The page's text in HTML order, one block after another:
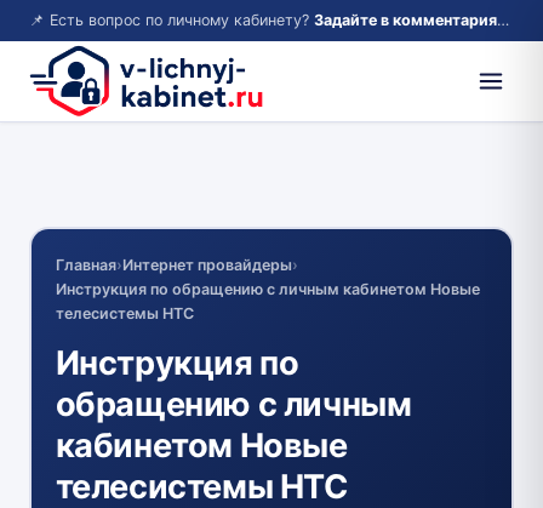
📌 Есть вопрос по личному кабинету? Задайте в комментариях — ответим!
Главная›Интернет провайдеры›
Инструкция по обращению с личным кабинетом Новые
телесистемы НТС
Инструкция по
обращению с личным
кабинетом Новые
телесистемы НТС